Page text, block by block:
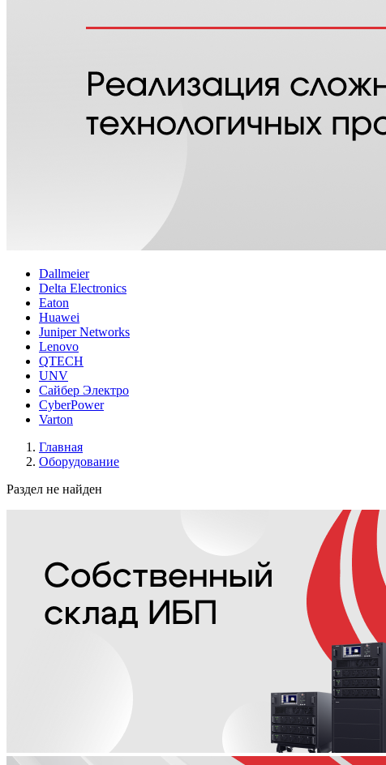
Dallmeier
Delta Electronics
Eaton
Huawei
Juniper Networks
Lenovo
QTECH
UNV
Сайбер Электро
CyberPower
Varton
Главная
Оборудование
Раздел не найден